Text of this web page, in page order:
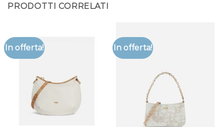
PRODOTTI CORRELATI
In offerta! In offerta!